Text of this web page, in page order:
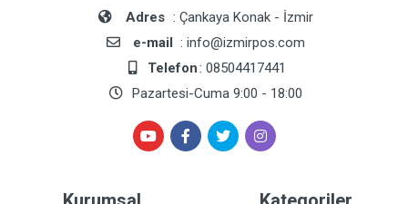
Adres : Çankaya Konak - İzmir
e-mail : info@izmirpos.com
Telefon: 08504417441
Pazartesi-Cuma 9:00 - 18:00